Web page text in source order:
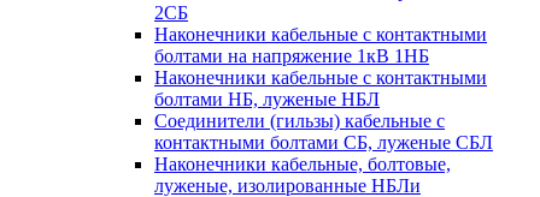
2СБ
Наконечники кабельные с контактными
болтами на напряжение 1кВ 1НБ
Наконечники кабельные с контактными
болтами НБ, луженые НБЛ
Соединители (гильзы) кабельные с
контактными болтами СБ, луженые СБЛ
Наконечники кабельные, болтовые,
луженые, изолированные НБЛи